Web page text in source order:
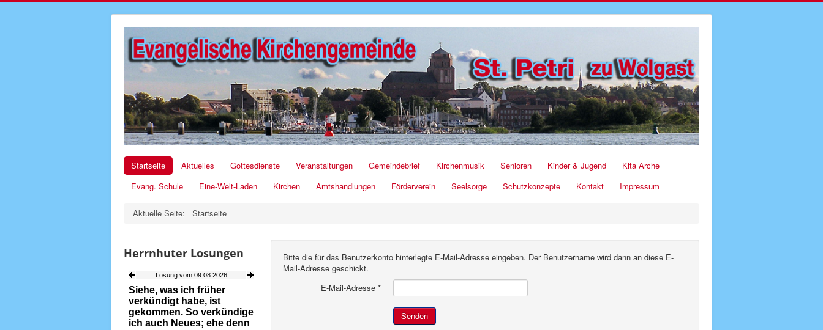
Startseite Aktuelles Gottesdienste Veranstaltungen Gemeindebrief Kirchenmusik Senioren Kinder & Jugend
Kita Arche
Evang. Schule
Eine-Welt-Laden Kirchen Amtshandlungen Förderverein Seelsorge Schutzkonzepte Kontakt Impressum
Aktuelle Seite: Startseite
Herrnhuter Losungen
Bitte die für das Benutzerkonto hinterlegte E-Mail-Adresse eingeben. Der Benutzername wird dann an diese E-
Mail-Adresse geschickt.
E-Mail-Adresse *
Senden